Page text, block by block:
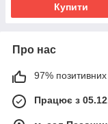
Купити
Про нас
97% позитивних
Працює з